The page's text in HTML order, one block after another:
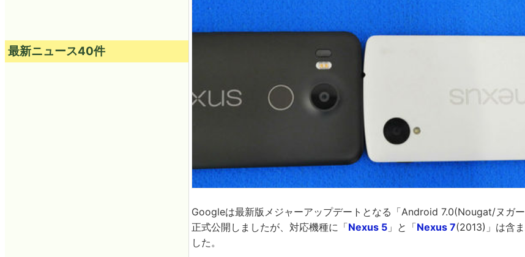
Googleは最新版メジャーアップデートとなる「Android 7.0(Nougat/ヌガ
正式公開しましたが、対応機種に「Nexus 5 」と「Nexus 7(2013)」は含
した。
最新ニュース40件